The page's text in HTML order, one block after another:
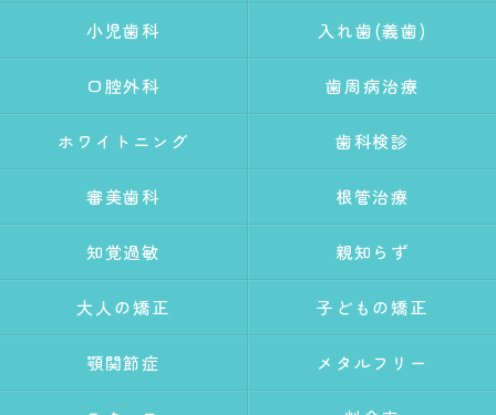
小児歯科 入れ歯(義歯)
口腔外科 歯周病治療
ホワイトニング 歯科検診
審美歯科 根管治療
知覚過敏 親知らず
大人の矯正 子どもの矯正
顎関節症 メタルフリー